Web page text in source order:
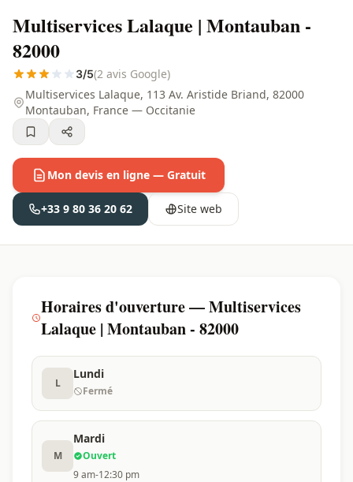
Multiservices Lalaque | Montauban -
82000
3/5(2 avis Google)
Multiservices Lalaque, 113 Av. Aristide Briand, 82000
Montauban, France — Occitanie
Mon devis en ligne — Gratuit
+33 9 80 36 20 62 Site web
Horaires d'ouverture — Multiservices
Lalaque | Montauban - 82000
L
Lundi
Fermé
M
Mardi
Ouvert
9 am-12:30 pm